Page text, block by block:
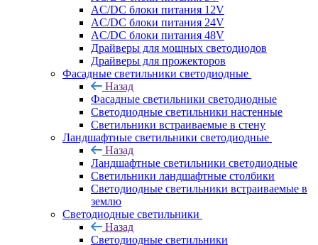
AC/DC блоки питания 12V
AC/DC блоки питания 24V
AC/DC блоки питания 48V
Драйверы для мощных светодиодов
Драйверы для прожекторов
Фасадные светильники светодиодные
Назад
Фасадные светильники светодиодные
Светодиодные светильники настенные
Светильники встраиваемые в стену
Ландшафтные светильники светодиодные
Назад
Ландшафтные светильники светодиодные
Светильники ландшафтные столбики
Светодиодные светильники встраиваемые в
землю
Светодиодные светильники
Назад
Светодиодные светильники